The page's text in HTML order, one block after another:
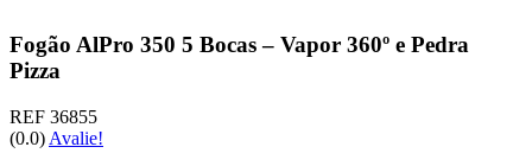
Fogão AlPro 350 5 Bocas – Vapor 360º e Pedra
Pizza
REF 36855
(0.0) Avalie!